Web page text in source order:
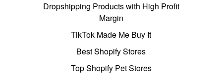
Dropshipping Products with High Profit
Margin
TikTok Made Me Buy It
Best Shopify Stores
Top Shopify Pet Stores